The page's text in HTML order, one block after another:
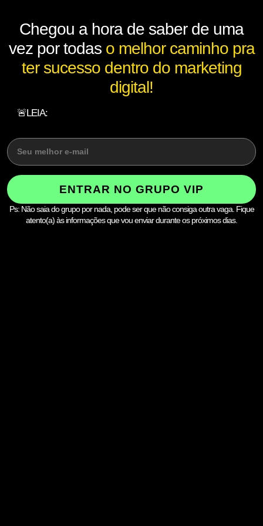
Chegou a hora de saber de uma
vez por todas o melhor caminho pra
ter sucesso dentro do marketing
digital!
🚨LEIA:
ENTRAR NO GRUPO VIP
Ps: Não saia do grupo por nada, pode ser que não consiga outra vaga. Fique
atento(a) às informações que vou enviar durante os próximos dias.